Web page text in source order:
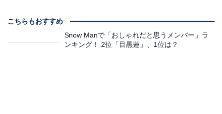
こちらもおすすめ
Snow Manで「おしゃれだと思うメンバー」ラ
ンキング！ 2位「目黒蓮」、1位は？